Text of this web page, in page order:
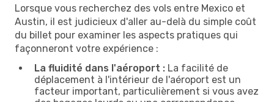
Lorsque vous recherchez des vols entre Mexico et
Austin, il est judicieux d'aller au-delà du simple coût
du billet pour examiner les aspects pratiques qui
façonneront votre expérience :
La fluidité dans l'aéroport : La facilité de
déplacement à l'intérieur de l'aéroport est un
facteur important, particulièrement si vous avez